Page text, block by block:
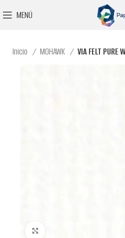
MENÚ
Inicio MOHAWK VIA FELT